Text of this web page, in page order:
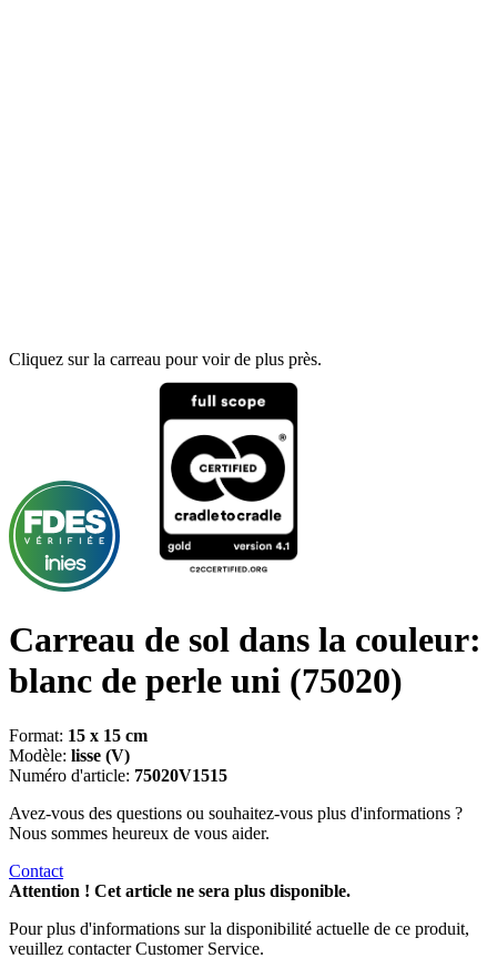
Cliquez sur la carreau pour voir de plus près.
Carreau de sol dans la couleur:
blanc de perle uni (75020)
Format: 15 x 15 cm
Modèle: lisse (V)
Numéro d'article: 75020V1515
Avez-vous des questions ou souhaitez-vous plus d'informations ?
Nous sommes heureux de vous aider.
Contact
Attention ! Cet article ne sera plus disponible.
Pour plus d'informations sur la disponibilité actuelle de ce produit,
veuillez contacter Customer Service.